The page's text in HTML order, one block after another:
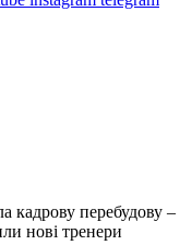
кадрову перебудову –
нові тренери